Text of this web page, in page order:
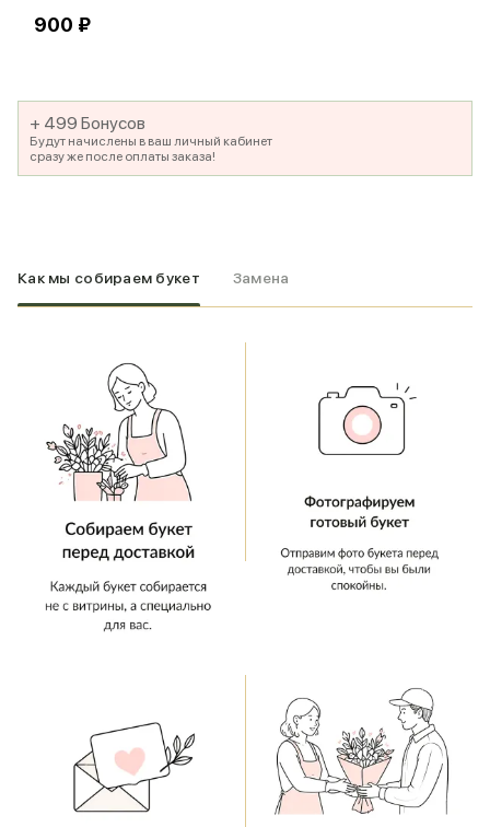
900 ₽
+ 499 Бонусов
Будут начислены в ваш личный кабинет
сразу же после оплаты заказа!
Как мы собираем букет Замена